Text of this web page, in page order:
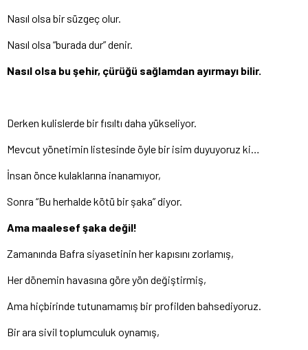
Nasıl olsa bir süzgeç olur.
Nasıl olsa “burada dur” denir.
Nasıl olsa bu şehir, çürüğü sağlamdan ayırmayı bilir.
Derken kulislerde bir fısıltı daha yükseliyor.
Mevcut yönetimin listesinde öyle bir isim duyuyoruz ki…
İnsan önce kulaklarına inanamıyor,
Sonra “Bu herhalde kötü bir şaka” diyor.
Ama maalesef şaka değil!
Zamanında Bafra siyasetinin her kapısını zorlamış,
Her dönemin havasına göre yön değiştirmiş,
Ama hiçbirinde tutunamamış bir profilden bahsediyoruz.
Bir ara sivil toplumculuk oynamış,